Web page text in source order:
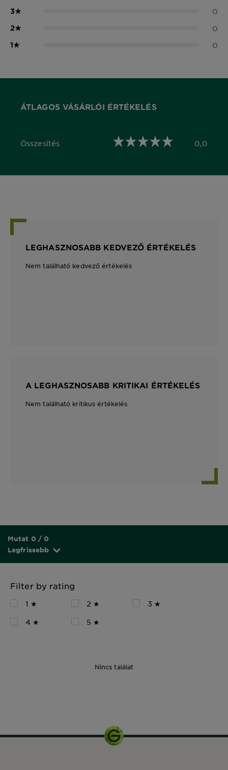
3★ 0
2★ 0
1★ 0
ÁTLAGOS VÁSÁRLÓI ÉRTÉKELÉS
Összesítés
0,0 out of 5 stars 0,0
LEGHASZNOSABB KEDVEZŐ ÉRTÉKELÉS
Nem található kedvező értékelés
A LEGHASZNOSABB KRITIKAI ÉRTÉKELÉS
Nem található kritikus értékelés
Mutat 0 / 0
Legfrissebb
Filter by rating
1 ★ 2 ★
3 ★
4 ★
5 ★
Nincs találat